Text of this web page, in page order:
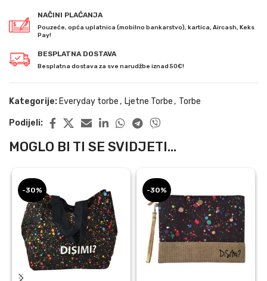
NAČINI PLAĆANJA
Pouzeće, opća uplatnica (mobilno bankarstvo), kartica, Aircash, Keks
Pay!
BESPLATNA DOSTAVA
Besplatna dostava za sve narudžbe iznad 50€!
Kategorije: Everyday torbe, Ljetne Torbe, Torbe
Podijeli:
MOGLO BI TI SE SVIDJETI...
-30% -30%